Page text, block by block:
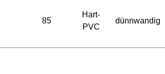
85
Hart-
PVC
dünnwandig